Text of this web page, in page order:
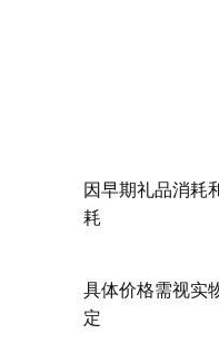
因早期礼品消耗
耗
具体价格需视实
定